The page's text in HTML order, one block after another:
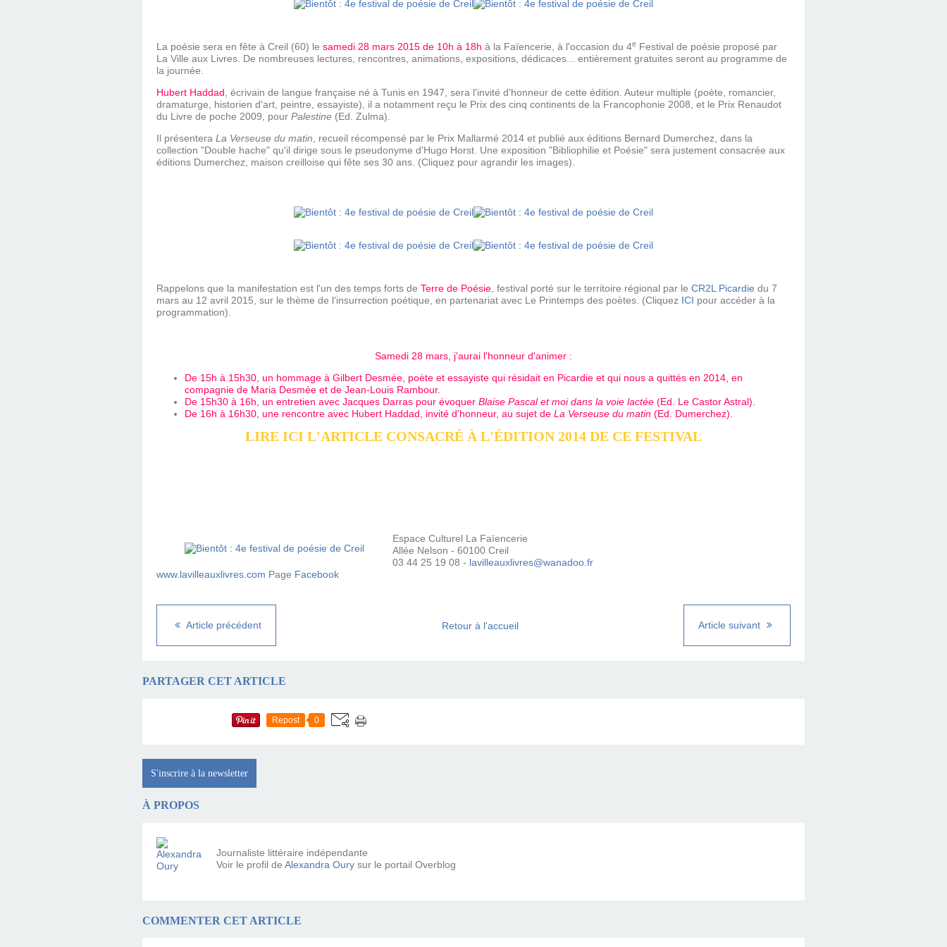
La poésie sera en fête à Creil (60) le samedi 28 mars 2015 de 10h à 18h à la Faïencerie, à l'occasion du 4e Festival de poésie proposé par
La Ville aux Livres. De nombreuses lectures, rencontres, animations, expositions, dédicaces... entièrement gratuites seront au programme de
la journée.
Hubert Haddad, écrivain de langue française né à Tunis en 1947, sera l'invité d'honneur de cette édition. Auteur multiple (poète, romancier,
dramaturge, historien d'art, peintre, essayiste), il a notamment reçu le Prix des cinq continents de la Francophonie 2008, et le Prix Renaudot
du Livre de poche 2009, pour Palestine (Ed. Zulma).
Il présentera La Verseuse du matin, recueil récompensé par le Prix Mallarmé 2014 et publié aux éditions Bernard Dumerchez, dans la
collection "Double hache" qu'il dirige sous le pseudonyme d'Hugo Horst. Une exposition "Bibliophilie et Poésie" sera justement consacrée aux
éditions Dumerchez, maison creilloise qui fête ses 30 ans. (Cliquez pour agrandir les images).
Rappelons que la manifestation est l'un des temps forts de Terre de Poésie, festival porté sur le territoire régional par le CR2L Picardie du 7
mars au 12 avril 2015, sur le thème de l'insurrection poétique, en partenariat avec Le Printemps des poètes. (Cliquez ICI pour accéder à la
programmation).
Samedi 28 mars, j'aurai l'honneur d'animer :
De 15h à 15h30, un hommage à Gilbert Desmée, poète et essayiste qui résidait en Picardie et qui nous a quittés en 2014, en
compagnie de Maria Desmée et de Jean-Louis Rambour.
De 15h30 à 16h, un entretien avec Jacques Darras pour évoquer Blaise Pascal et moi dans la voie lactée (Ed. Le Castor Astral).
De 16h à 16h30, une rencontre avec Hubert Haddad, invité d'honneur, au sujet de La Verseuse du matin (Ed. Dumerchez).
LIRE ICI L'ARTICLE CONSACRÉ À L'ÉDITION 2014 DE CE FESTIVAL
Espace Culturel La Faïencerie
Allée Nelson - 60100 Creil
03 44 25 19 08 - lavilleauxlivres@wanadoo.fr
www.lavilleauxlivres.com Page Facebook
Article précédent Article suivant
Retour à l'accueil
PARTAGER CET ARTICLE
Repost 0
S'inscrire à la newsletter
À PROPOS
Journaliste littéraire indépendante
Voir le profil de Alexandra Oury sur le portail Overblog
COMMENTER CET ARTICLE